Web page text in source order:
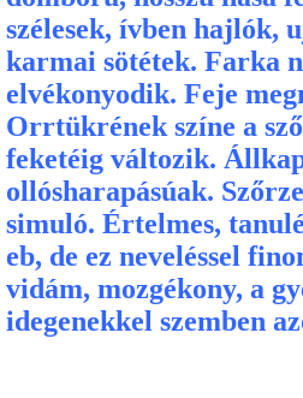
szélesek, ívben hajlók,
karmai sötétek. Farka
elvékonyodik. Feje
Orrtükrének színe a
feketéig változik.
ollósharapásúak.
simuló. Értelmes,
eb, de ez neveléssel
vidám, mozgékony, a
idegenekkel szemben